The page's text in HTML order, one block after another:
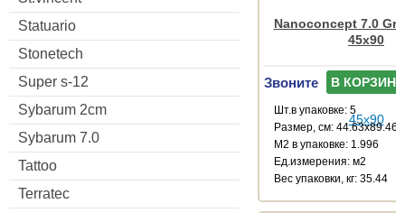
Statuario
Stonetech
Super s-12
Sybarum 2cm
Sybarum 7.0
Tattoo
Terratec
Nanoconcept 7.0
45x90
Звоните В КОРЗИНУ
Шт.в упаковке: 5
Размер, см: 44.63x89.46
М2 в упаковке: 1.996
Ед.измерения: м2
Веc упаковки, кг: 35.44